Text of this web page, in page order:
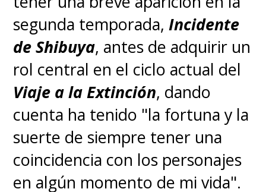
segunda temporada,Incidente
de Shibuya, antes de adquirir un
rol central en el ciclo actual del
Viaje a la Extinción, dando
cuenta ha tenido "la fortuna y la
suerte de siempre tener una
coincidencia con los personajes
en algún momento de mi vida".